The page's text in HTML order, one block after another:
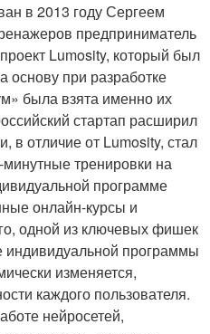
в 2013 году Сергеем
предприниматель
Lumosity, который был
основу при разработке
была взята именно их
стартап расширил
в отличие от Lumosity, стал
тренировки на
программе
онлайн-курсы и
одной из ключевых фишек
индивидуальной программы
изменяется,
каждого пользователя.
нейросетей,